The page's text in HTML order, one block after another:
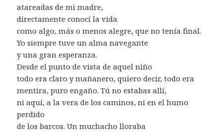
atareadas de mi madre,
directamente conocí la vida
como algo, más o menos alegre, que no tenía final.
Yo siempre tuve un alma navegante
y una gran esperanza.
Desde el punto de vista de aquel niño
todo era claro y mañanero, quiero decir, todo era
mentira, puro engaño. Tú no estabas allí,
ni aquí, a la vera de los caminos, ni en el humo
perdido
de los barcos. Un muchacho lloraba